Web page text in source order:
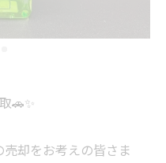
🚗✨
却をお考えの皆さま